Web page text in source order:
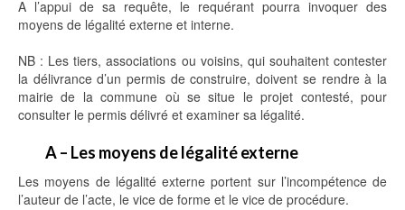
A l’appui de sa requête, le requérant pourra invoquer des
moyens de légalité externe et interne.
NB : Les tiers, associations ou voisins, qui souhaitent contester
la délivrance d’un permis de construire, doivent se rendre à la
mairie de la commune où se situe le projet contesté, pour
consulter le permis délivré et examiner sa légalité.
A – Les moyens de légalité externe
Les moyens de légalité externe portent sur l’incompétence de
l’auteur de l’acte, le vice de forme et le vice de procédure.